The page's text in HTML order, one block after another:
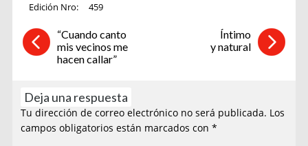
Edición Nro:
459
“Cuando canto
mis vecinos me
hacen callar”
Íntimo
y natural
Deja una respuesta
Tu dirección de correo electrónico no será publicada. Los
campos obligatorios están marcados con*